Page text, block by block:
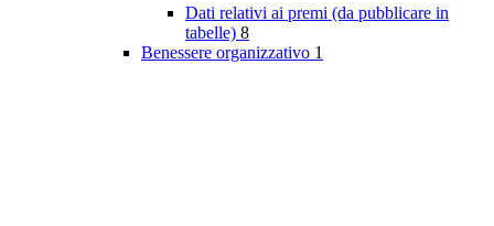
Dati relativi ai premi (da pubblicare in
tabelle) 8
Benessere organizzativo 1